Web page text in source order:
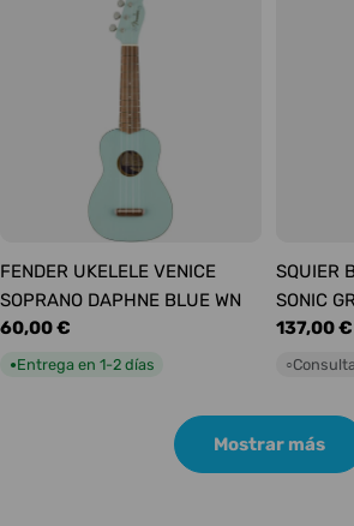
FENDER UKELELE VENICE
SOPRANO DAPHNE BLUE WN
Precio
habitual
60,00 €
●Entrega en 1-2 días
SQUIER
SONIC
Precio
habitual
137,00 €
○
Mostrar más